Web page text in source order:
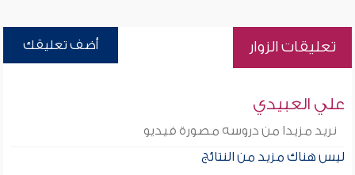
تعليقات الزوار أضف تعليقك
علي العبيدي
نريد مزيدا من دروسه مصورة فيديو
ليس هناك مزيد من النتائج